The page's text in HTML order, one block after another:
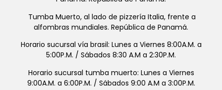
Tumba Muerto, al lado de pizzería Italia, frente a
alfombras mundiales. República de Panamá.
Horario sucursal vía brasil: Lunes a Viernes 8:00A.M. a
5:00P.M. / Sábados 8:30 A.M a 2:30P.M.
Horario sucursal tumba muerto: Lunes a Viernes
9:00A.M. a 6:00P.M. / Sábados 9:00 A.M a 3:00P.M.